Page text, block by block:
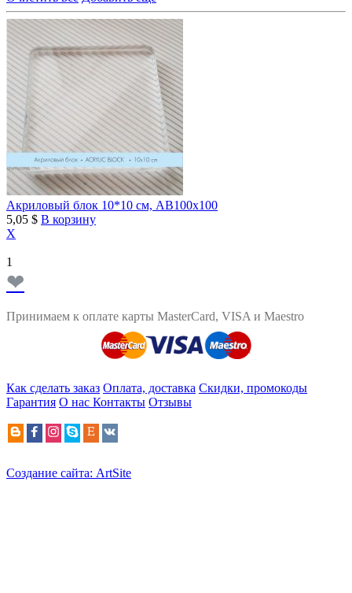
Акриловый блок 10*10 см, AB100х100
5,05 $ В корзину
X
1
❤
Принимаем к оплате карты MasterCard, VISA и Maestro
Как сделать заказ Оплата, доставка Скидки, промокоды
Гарантия О нас Контакты Отзывы
Создание сайта: ArtSite